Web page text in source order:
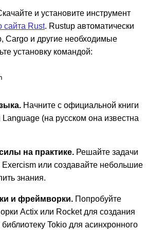
и установите инструмент
сайта Rust. Rustup автоматически
Cargo и другие необходимые
установку командой:
Начните с официальной книги
(на русском она известна
на практике. Решайте задачи
или создавайте небольшие
знания.
и фреймворки. Попробуйте
Actix или Rocket для создания
Tokio для асинхронного